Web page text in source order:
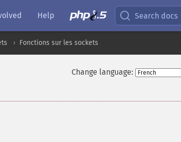
Help Search docs
Fonctions sur les sockets
Change language: